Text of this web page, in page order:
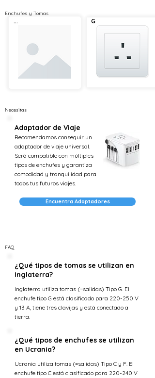
Enchufes y Tomas
... G
Necesitas
Adaptador de Viaje
Recomendamos conseguir un
adaptador de viaje universal.
Será compatible con múltiples
tipos de enchufes y garantiza
comodidad y tranquilidad para
todos tus futuros viajes.
Encuentra Adaptadores
FAQ
¿Qué tipos de tomas se utilizan en
Inglaterra?
Inglaterra utiliza tomas (=salidas) Tipo G. El
enchufe tipo G está clasificado para 220-250 V
y 13 A, tiene tres clavijas y está conectado a
tierra.
¿Qué tipos de enchufes se utilizan
en Ucrania?
Ucrania utiliza tomas (=salidas) Tipo C y F. El
enchufe tipo C está clasificado para 220-240 V